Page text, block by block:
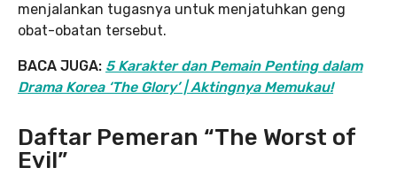
menjalankan tugasnya untuk menjatuhkan geng
obat-obatan tersebut.
BACA JUGA: 5 Karakter dan Pemain Penting dalam
Drama Korea ‘The Glory’ | Aktingnya Memukau!
Daftar Pemeran “The Worst of
Evil”